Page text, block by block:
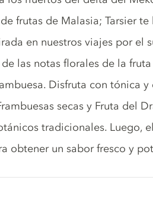
frutas de Malasia; Tarsier te
en nuestros viajes por el
las notas florales de la
Disfruta con tónica y
secas y Fruta del
tradicionales. Luego, el
obtener un sabor fresco y